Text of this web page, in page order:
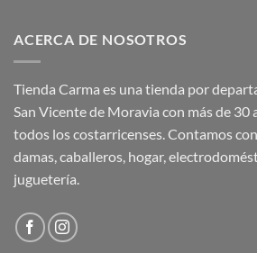
ACERCA DE NOSOTROS
Tienda Carma es una tienda por
San Vicente de Moravia con más de 30
todos los costarricenses. Contamos
damas, caballeros, hogar,
juguetería.